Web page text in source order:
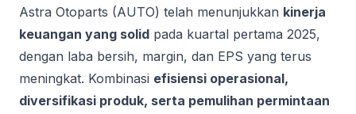
Astra Otoparts (AUTO) telah menunjukkan kinerja
keuangan yang solid pada kuartal pertama 2025,
dengan laba bersih, margin, dan EPS yang terus
meningkat. Kombinasi efisiensi operasional,
diversifikasi produk, serta pemulihan permintaan